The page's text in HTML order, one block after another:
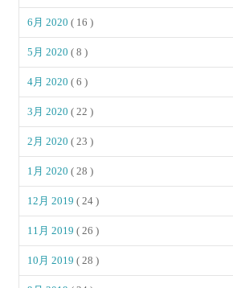
6月 2020( 16 )
5月 2020( 8 )
4月 2020( 6 )
3月 2020( 22 )
2月 2020( 23 )
1月 2020( 28 )
12月 2019( 24 )
11月 2019( 26 )
10月 2019( 28 )